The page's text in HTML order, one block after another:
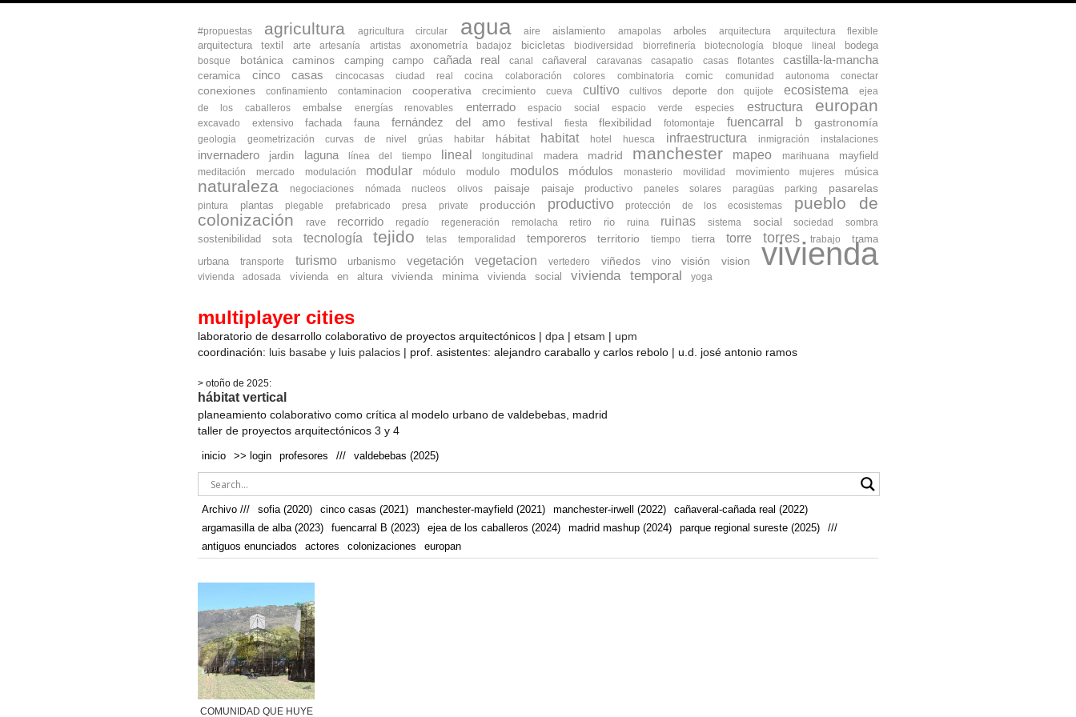
#propuestas agricultura agricultura circular agua aire aislamiento amapolas arboles arquitectura arquitectura flexible
arquitectura textil arte artesanía artistas axonometría badajoz bicicletas biodiversidad biorrefinería biotecnología bloque lineal bodega
bosque botánica caminos camping campo cañada real canal cañaveral caravanas casapatio casas flotantes castilla-la-mancha
ceramica cinco casas cincocasas ciudad real cocina colaboración colores combinatoria comic comunidad autonoma conectar
conexiones confinamiento contaminacion cooperativa crecimiento cueva cultivo cultivos deporte don quijote ecosistema
ejea
de los caballeros
embalse energías renovables enterrado espacio social espacio verde especies estructura europan
excavado extensivo fachada fauna fernández del amo festival fiesta flexibilidad fotomontaje fuencarral b gastronomía
geologia geometrización curvas de nivel grúas habitar hábitat habitat hotel huesca infraestructura inmigración instalaciones
invernadero jardin laguna línea del tiempo lineal longitudinal madera madrid manchester mapeo marihuana mayfield
meditación mercado modulación modular módulo modulo modulos módulos monasterio movilidad movimiento mujeres música
naturaleza negociaciones nómada nucleos olivos paisaje paisaje productivo paneles solares paragüas parking pasarelas
pintura plantas plegable prefabricado presa private producción productivo protección de los ecosistemas
pueblo de
colonización
rave recorrido regadío regeneración remolacha retiro rio ruina ruinas sistema social sociedad sombra
sostenibilidad sota tecnología tejido telas temporalidad temporeros territorio tiempo tierra torre torres trabajo
trama
urbana
transporte turismo urbanismo vegetación vegetacion vertedero viñedos vino visión vision vivienda
vivienda adosada vivienda en altura vivienda minima vivienda social vivienda temporal yoga
multiplayer cities
laboratorio de desarrollo colaborativo de proyectos arquitectónicos | dpa | etsam | upm
coordinación: luis basabe y luis palacios | prof. asistentes: alejandro caraballo y carlos rebolo | u.d. josé antonio ramos
> otoño de 2025:
hábitat vertical
planeamiento colaborativo como crítica al modelo urbano de valdebebas, madrid
taller de proyectos arquitectónicos 3 y 4
inicio >> login profesores /// valdebebas (2025)
Archivo /// sofia (2020) cinco casas (2021) manchester-mayfield (2021) manchester-irwell (2022)
cañaveral-cañada real (2022)
argamasilla de alba (2023)
fuencarral B (2023) ejea de los caballeros (2024) madrid mashup (2024) parque regional sureste (2025)
///
antiguos enunciados
actores colonizaciones europan
COMUNIDAD QUE HUYE